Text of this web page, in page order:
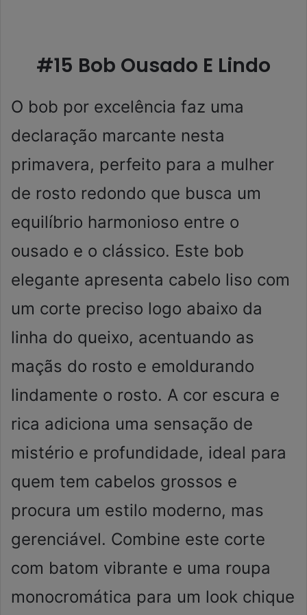
#15 Bob Ousado E Lindo
O bob por excelência faz uma
declaração marcante nesta
primavera, perfeito para a mulher
de rosto redondo que busca um
equilíbrio harmonioso entre o
ousado e o clássico. Este bob
elegante apresenta cabelo liso com
um corte preciso logo abaixo da
linha do queixo, acentuando as
maçãs do rosto e emoldurando
lindamente o rosto. A cor escura e
rica adiciona uma sensação de
mistério e profundidade, ideal para
quem tem cabelos grossos e
procura um estilo moderno, mas
gerenciável. Combine este corte
com batom vibrante e uma roupa
monocromática para um look chique